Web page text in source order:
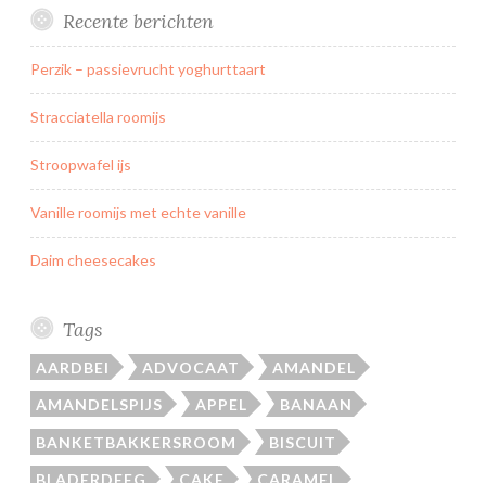
Recente berichten
Perzik – passievrucht yoghurttaart
Stracciatella roomijs
Stroopwafel ijs
Vanille roomijs met echte vanille
Daim cheesecakes
Tags
AARDBEI ADVOCAAT AMANDEL
AMANDELSPIJS APPEL BANAAN
BANKETBAKKERSROOM BISCUIT